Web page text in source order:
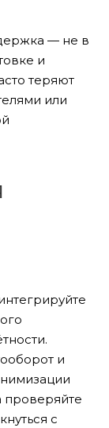
— не в
и
теряют
или
и
с